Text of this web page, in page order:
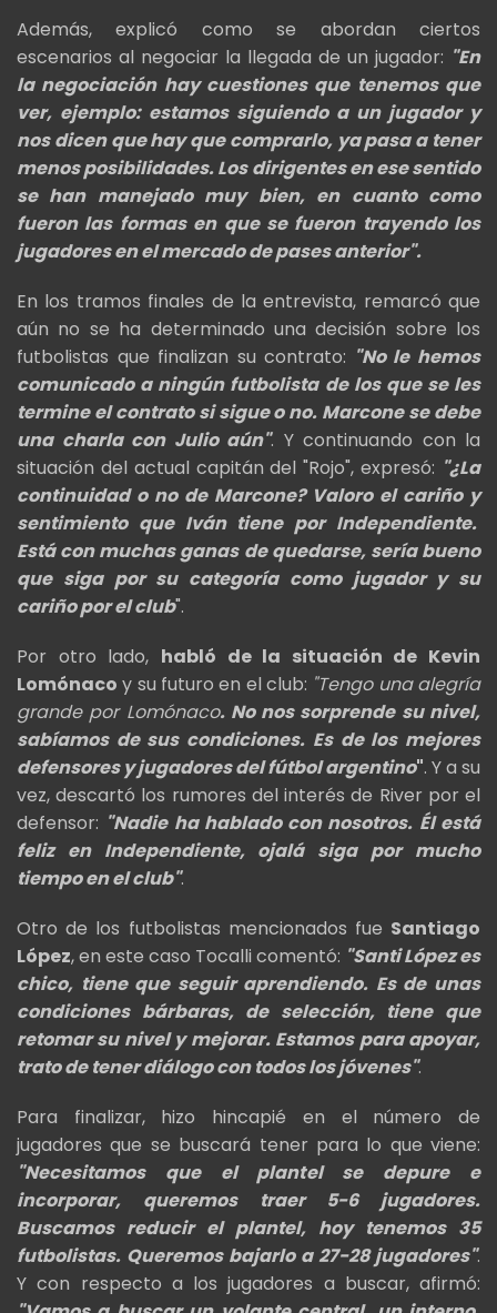
Además, explicó como se abordan ciertos
escenarios al negociar la llegada de un jugador: "En
la negociación hay cuestiones que tenemos que
ver, ejemplo: estamos siguiendo a un jugador y
nos dicen que hay que comprarlo, ya pasa a tener
menos posibilidades. Los dirigentes en ese sentido
se han manejado muy bien, en cuanto como
fueron las formas en que se fueron trayendo los
jugadores en el mercado de pases anterior".
En los tramos finales de la entrevista, remarcó que
aún no se ha determinado una decisión sobre los
futbolistas que finalizan su contrato: "No le hemos
comunicado a ningún futbolista de los que se les
termine el contrato si sigue o no. Marcone se debe
una charla con Julio aún". Y continuando con la
situación del actual capitán del "Rojo", expresó: "¿La
continuidad o no de Marcone? Valoro el cariño y
sentimiento que Iván tiene por Independiente.
Está con muchas ganas de quedarse, sería bueno
que siga por su categoría como jugador y su
cariño por el club".
Por otro lado, habló de la situación de Kevin
Lomónaco y su futuro en el club: "Tengo una alegría
grande por Lomónaco. No nos sorprende su nivel,
sabíamos de sus condiciones. Es de los mejores
defensores y jugadores del fútbol argentino". Y a su
vez, descartó los rumores del interés de River por el
defensor: "Nadie ha hablado con nosotros. Él está
feliz en Independiente, ojalá siga por mucho
tiempo en el club".
Otro de los futbolistas mencionados fue Santiago
López, en este caso Tocalli comentó: "Santi López es
chico, tiene que seguir aprendiendo. Es de unas
condiciones bárbaras, de selección, tiene que
retomar su nivel y mejorar. Estamos para apoyar,
trato de tener diálogo con todos los jóvenes".
Para finalizar, hizo hincapié en el número de
jugadores que se buscará tener para lo que viene:
"Necesitamos que el plantel se depure e
incorporar, queremos traer 5-6 jugadores.
Buscamos reducir el plantel, hoy tenemos 35
futbolistas. Queremos bajarlo a 27-28 jugadores".
Y con respecto a los jugadores a buscar, afirmó: